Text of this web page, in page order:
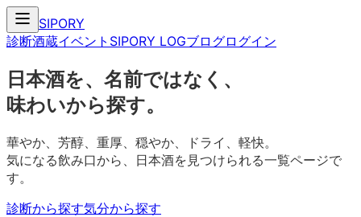
SIPORY
診断酒蔵イベント SIPORY LOGブログログイン
日本酒を、名前ではなく、
味わいから探す。
華やか、芳醇、重厚、穏やか、ドライ、軽快。
気になる飲み口から、日本酒を見つけられる一覧ページで
す。
診断から探す気分から探す